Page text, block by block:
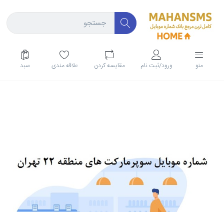
منو ورود/ثبت نام مقايسه كردن علاقه مندی سبد